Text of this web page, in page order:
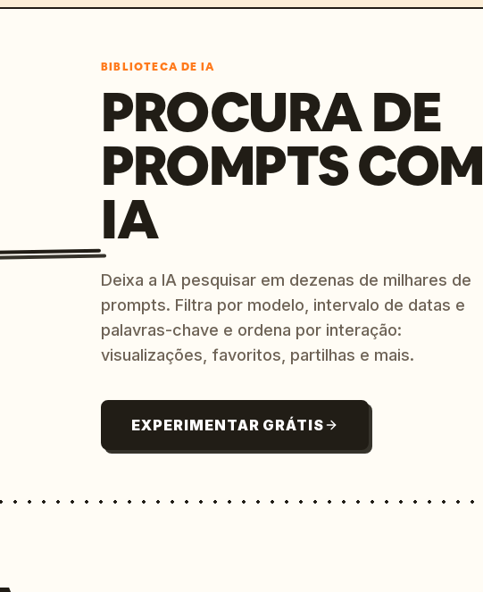
BIBLIOTECA DE IA
PROCURA DE
PROMPTS COM
IA
Deixa a IA pesquisar em dezenas de milhares de
prompts. Filtra por modelo, intervalo de datas e
palavras-chave e ordena por interação:
visualizações, favoritos, partilhas e mais.
EXPERIMENTAR GRÁTIS